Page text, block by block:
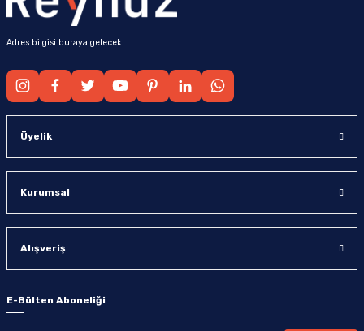
Adres bilgisi buraya gelecek.
Üyelik
Kurumsal
Alışveriş
E-Bülten Aboneliği